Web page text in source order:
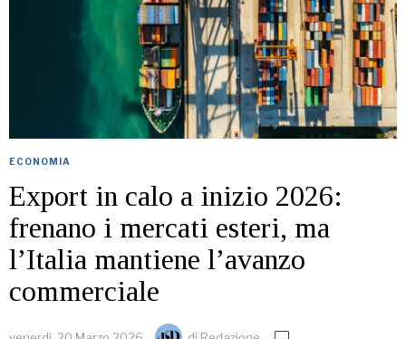
ECONOMIA
Export in calo a inizio 2026:
frenano i mercati esteri, ma
l’Italia mantiene l’avanzo
commerciale